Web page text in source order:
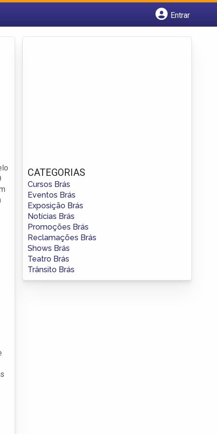
Entrar
CATEGORIAS
Cursos Brás
Eventos Brás
Exposição Brás
Notícias Brás
Promoções Brás
Reclamações Brás
Shows Brás
Teatro Brás
Trânsito Brás